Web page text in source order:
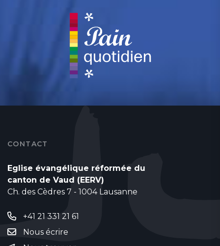
CONTACT
Eglise évangélique réformée du
canton de Vaud (EERV)
Ch. des Cèdres 7 - 1004 Lausanne
+41 21 331 21 61
Nous écrire